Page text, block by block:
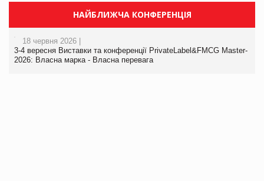
НАЙБЛИЖЧА КОНФЕРЕНЦІЯ
18 червня 2026 |
3-4 вересня Виставки та конференції PrivateLabel&FMCG Master-
2026: Власна марка - Власна перевага